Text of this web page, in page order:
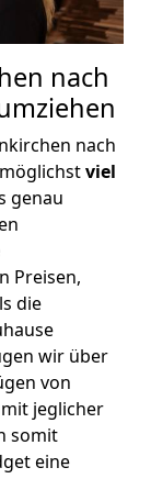
nach
nach
viel
genau
Preisen,
die
wir über
von
jeglicher
somit
eine